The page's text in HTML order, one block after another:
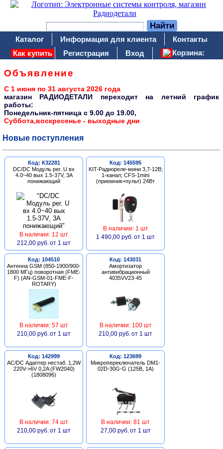
Каталог Информация для клиента
Контакты
Как купить
Регистрация Вход Корзина:
Объявление
С 1 июня по 31 августа 2026 года
магазин РАДИОДЕТАЛИ переходит на летний график
работы:
Понедельник-пятница c 9.00 до 19.00,
Суббота,воскресенье - выходные дни
Новые поступления
Код: К32281
DC/DC Модуль рег. U вх
4.0~40 вых 1.5-37V, 3A
понижающий
В наличии: 12 шт
212,00 руб. от 1 шт
Код: 145595
KIT-Радиореле-мини 3,7-12В;
1-канал; CFS-1mini
(приемник+пульт) 24Вт
В наличии: 1 шт
1 490,00 руб. от 1 шт
Код: 104510
Антенна GSM (850-1900/900-
1800 МГц) поворотная (FME-
F) (AN-GSM-01-FME-F-
ROTARY)
В наличии: 57 шт
210,00 руб. от 1 шт
Код: 143031
Амортизатор
антивибрационный
4035VV23-45
В наличии: 100 шт
210,00 руб. от 1 шт
Код: 142999
AC/DC Адаптер нестаб. 1,2W
220V->6V 0,2A (FW2040)
(1808096)
В наличии: 74 шт
210,00 руб. от 1 шт
Код: 123699
Микропереключатель DM1-
02D-30G-G (125В, 1А)
В наличии: 81 шт
27,00 руб. от 1 шт